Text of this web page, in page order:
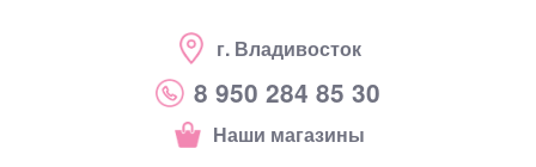
г. Владивосток
8 950 284 85 30
Наши магазины